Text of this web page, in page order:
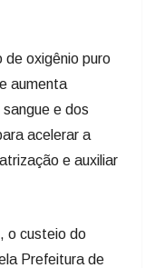
oxigênio puro
aumenta
e dos
acelerar a
e auxiliar
o custeio do
Prefeitura de